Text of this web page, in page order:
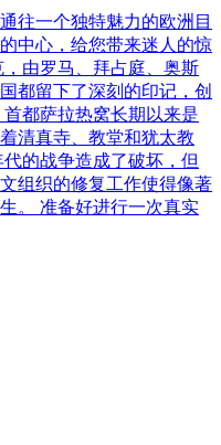
往一个独特魅力的欧洲目
中心，给您带来迷人的惊
由罗马、拜占庭、奥斯
都留下了深刻的印记，创
都萨拉热窝长期以来是
清真寺、教堂和犹太教
的战争造成了破坏，但
组织的修复工作使得像著
。 准备好进行一次真实